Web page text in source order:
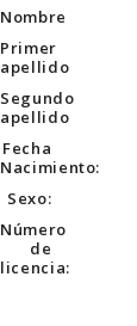
Nombre
Primer
apellido
Segundo
apellido
Fecha
Nacimiento:
Sexo:
Número
de
licencia: